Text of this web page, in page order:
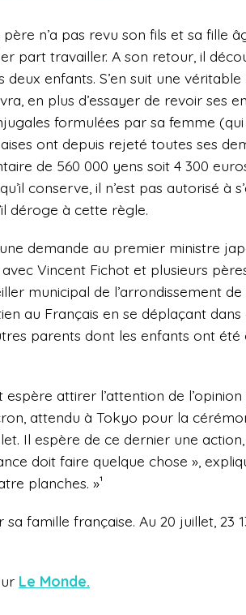
n’a pas revu son fils et sa fille
part travailler. A son retour, il
enfants. S’en suit une véritable
en plus d’essayer de revoir ses
formulées par sa femme (qui
ont depuis rejeté toutes ses
de 560 000 yens soit 4 300
conserve, il n’est pas autorisé à
déroge à cette règle.
demande au premier ministre
Vincent Fichot et plusieurs
municipal de l’arrondissement de
au Français en se déplaçant dans
parents dont les enfants ont été
attirer l’attention de
attendu à Tokyo pour la
Il espère de ce dernier une action,
doit faire quelque chose »,
planches. »¹
famille française. Au 20 juillet, 23
Le Monde.